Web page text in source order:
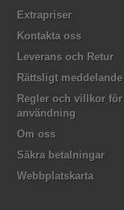
Extrapriser
Kontakta oss
Leverans och Retur
Rättsligt meddelande
Regler och villkor för
användning
Om oss
Säkra betalningar
Webbplatskarta